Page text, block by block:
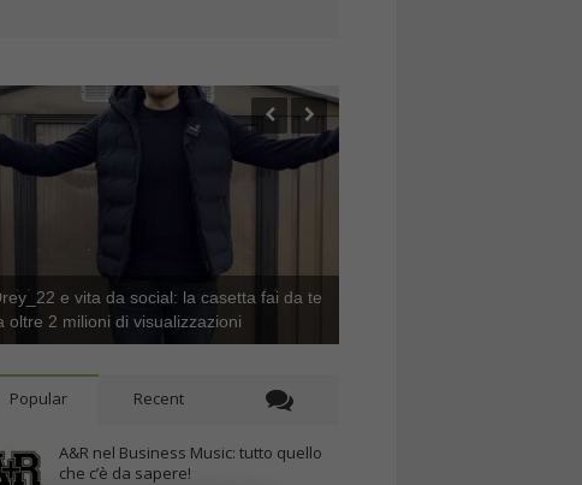
e vita da social: la casetta fai da te
oltre 2 milioni di visualizzazioni
Popular Recent
A&R nel Business Music: tutto quello
che c’è da sapere!